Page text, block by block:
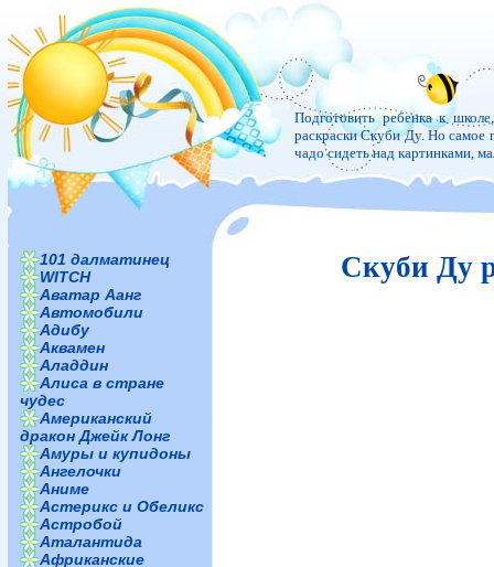
Подготовить ребенка к
раскраски Скуби Ду. Но самое
чадо сидеть над картинками,
101 далматинец
WITCH
Аватар Аанг
Автомобили
Адибу
Аквамен
Аладдин
Алиса в стране
чудес
Американский
дракон Джейк Лонг
Амуры и купидоны
Ангелочки
Аниме
Астерикс и Обеликс
Астробой
Аталантида
Африканские
Скуби Ду